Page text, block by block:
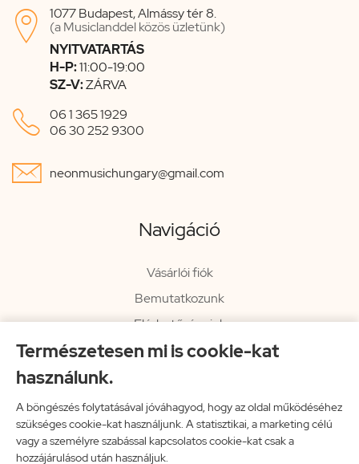
Természetesen mi is cookie-kat
használunk.
A böngészés folytatásával jóváhagyod, hogy az oldal működéséhez
szükséges cookie-kat használjunk. A statisztikai, a marketing célú
vagy a személyre szabással kapcsolatos cookie-kat csak a
hozzájárulásod után használjuk.

1077 Budapest, Almássy tér 8.
(a Musiclanddel közös üzletünk)
NYITVATARTÁS
H-P:11:00-19:00
SZ-V:ZÁRVA
 06 1 365 1929
06 30 252 9300
 neonmusichungary@gmail.com
Navigáció
Vásárlói fiók
Bemutatkozunk
Elérhetőségeink
Hírlevél
Impresszum
Vissza a főoldalra